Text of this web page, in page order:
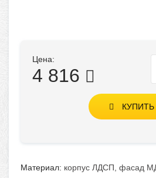
Цена:
4 816
КУПИТЬ
Материал: корпус ЛДСП, фасад